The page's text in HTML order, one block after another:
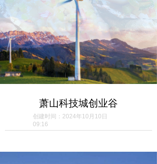
案例展示
解决方案
服务支持
联系我们
萧山科技城创业谷
创建时间： 2024年10月10日
09:16